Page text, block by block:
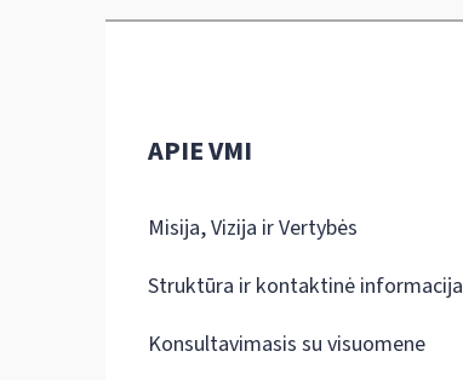
APIE VMI
Misija, Vizija ir Vertybės
Struktūra ir kontaktinė informacija
Konsultavimasis su visuomene